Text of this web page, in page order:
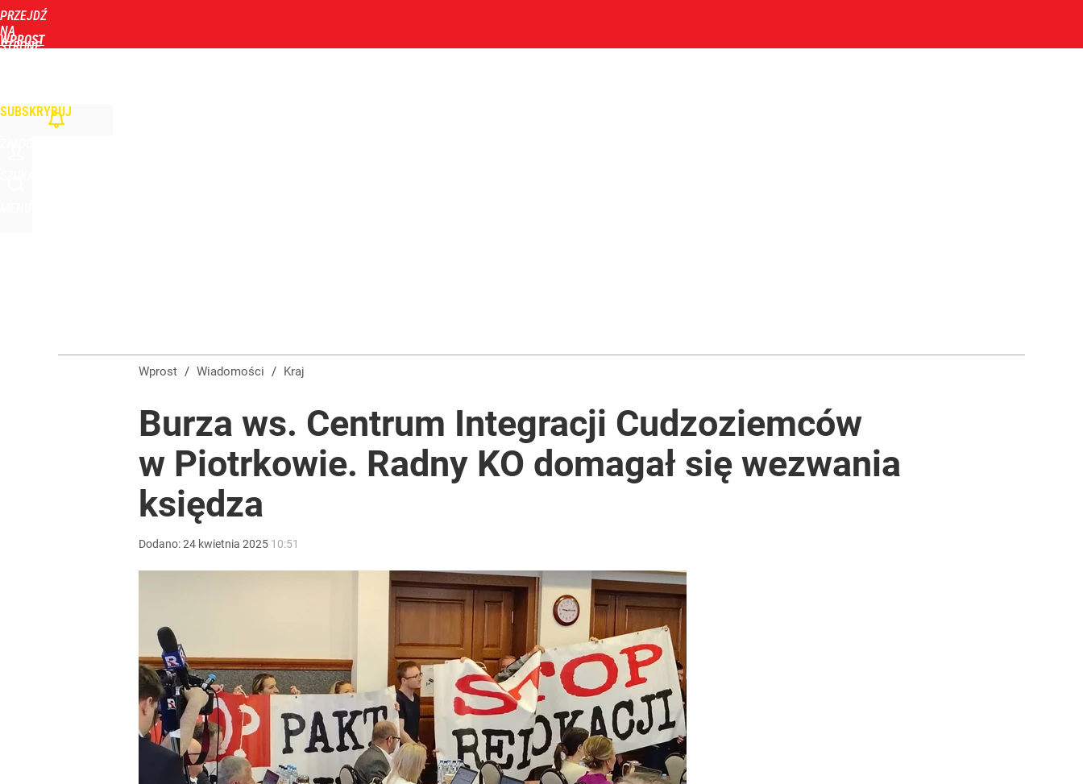
PRZEJDŹ
NA
STRONĘ
WPROST
SUBSKRYBUJ
Wprost / Wiadomości / Kraj
Burza ws. Centrum Integracji Cudzoziemców
w Piotrkowie. Radny KO domagał się wezwania
księdza
Dodano:24 kwietnia 2025 10:51